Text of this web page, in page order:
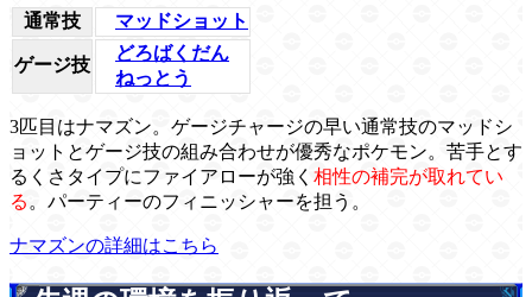
通常技 マッドショット
ゲージ技
どろばくだん
ねっとう
3匹目はナマズン。ゲージチャージの早い通常技のマッドシ
ョットとゲージ技の組み合わせが優秀なポケモン。苦手とす
るくさタイプにファイアローが強く 相性の補完が取れてい
る 。パーティーのフィニッシャーを担う。
ナマズンの詳細はこちら